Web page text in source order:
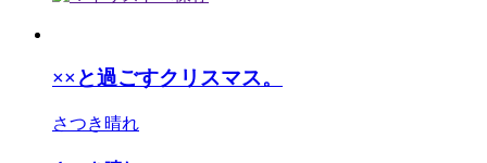
××と過ごすクリスマス。
さつき晴れ